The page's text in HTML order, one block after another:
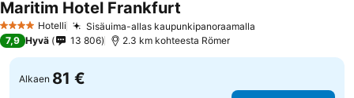
4 Tähtiluokitus
Hotelli Sisäuima-allas kaupunkipanoraamalla
Maritim Hotel Frankfurt
7,9 Hyvä 13 806 2.3 km kohteesta Römer
Alkaen 81 €